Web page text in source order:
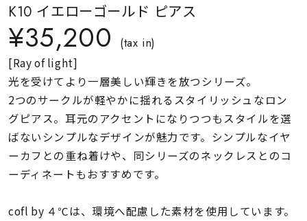
ファッションテイス
ト
着用シーン
コレクション
レディース
K10 イエローゴールド ピアス
¥35,200 (tax in)
[Ray of light]
光を受けてより一層美しい輝きを放つシリーズ。
2つのサークルが軽やかに揺れるスタイリッシュなロン
グピアス。耳元のアクセントになりつつもスタイルを選
ばないシンプルなデザインが魅力です。シンプルなイヤ
ーカフとの重ね着けや、同シリーズのネックレスとのコ
ーディネートもおすすめです。
cofl by ４℃は、環境へ配慮した素材を使用しています。